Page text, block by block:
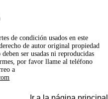
de condición usados en este
de autor original propiedad
ser usadas ni reproducidas
por favor llame al teléfono
a